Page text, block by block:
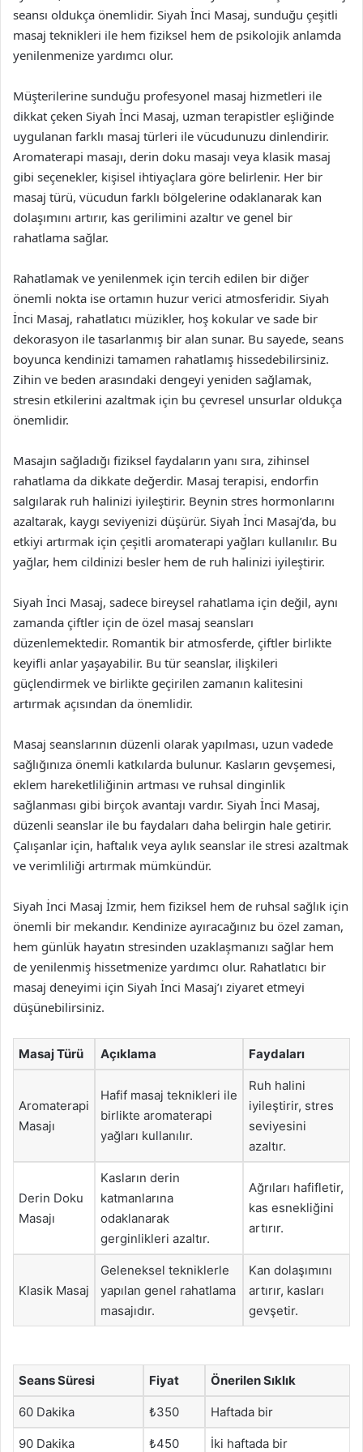
seansı oldukça önemlidir. Siyah İnci Masaj, sunduğu çeşitli
masaj teknikleri ile hem fiziksel hem de psikolojik anlamda
yenilenmenize yardımcı olur.
Müşterilerine sunduğu profesyonel masaj hizmetleri ile
dikkat çeken Siyah İnci Masaj, uzman terapistler eşliğinde
uygulanan farklı masaj türleri ile vücudunuzu dinlendirir.
Aromaterapi masajı, derin doku masajı veya klasik masaj
gibi seçenekler, kişisel ihtiyaçlara göre belirlenir. Her bir
masaj türü, vücudun farklı bölgelerine odaklanarak kan
dolaşımını artırır, kas gerilimini azaltır ve genel bir
rahatlama sağlar.
Rahatlamak ve yenilenmek için tercih edilen bir diğer
önemli nokta ise ortamın huzur verici atmosferidir. Siyah
İnci Masaj, rahatlatıcı müzikler, hoş kokular ve sade bir
dekorasyon ile tasarlanmış bir alan sunar. Bu sayede, seans
boyunca kendinizi tamamen rahatlamış hissedebilirsiniz.
Zihin ve beden arasındaki dengeyi yeniden sağlamak,
stresin etkilerini azaltmak için bu çevresel unsurlar oldukça
önemlidir.
Masajın sağladığı fiziksel faydaların yanı sıra, zihinsel
rahatlama da dikkate değerdir. Masaj terapisi, endorfin
salgılarak ruh halinizi iyileştirir. Beynin stres hormonlarını
azaltarak, kaygı seviyenizi düşürür. Siyah İnci Masaj’da, bu
etkiyi artırmak için çeşitli aromaterapi yağları kullanılır. Bu
yağlar, hem cildinizi besler hem de ruh halinizi iyileştirir.
Siyah İnci Masaj, sadece bireysel rahatlama için değil, aynı
zamanda çiftler için de özel masaj seansları
düzenlemektedir. Romantik bir atmosferde, çiftler birlikte
keyifli anlar yaşayabilir. Bu tür seanslar, ilişkileri
güçlendirmek ve birlikte geçirilen zamanın kalitesini
artırmak açısından da önemlidir.
Masaj seanslarının düzenli olarak yapılması, uzun vadede
sağlığınıza önemli katkılarda bulunur. Kasların gevşemesi,
eklem hareketliliğinin artması ve ruhsal dinginlik
sağlanması gibi birçok avantajı vardır. Siyah İnci Masaj,
düzenli seanslar ile bu faydaları daha belirgin hale getirir.
Çalışanlar için, haftalık veya aylık seanslar ile stresi azaltmak
ve verimliliği artırmak mümkündür.
Siyah İnci Masaj İzmir, hem fiziksel hem de ruhsal sağlık için
önemli bir mekandır. Kendinize ayıracağınız bu özel zaman,
hem günlük hayatın stresinden uzaklaşmanızı sağlar hem
de yenilenmiş hissetmenize yardımcı olur. Rahatlatıcı bir
masaj deneyimi için Siyah İnci Masaj’ı ziyaret etmeyi
düşünebilirsiniz.
Masaj Türü Açıklama Faydaları
Aromaterapi
Masajı
Hafif masaj teknikleri ile
birlikte aromaterapi
yağları kullanılır.
Ruh halini
iyileştirir, stres
seviyesini
azaltır.
Derin Doku
Masajı
Kasların derin
katmanlarına
odaklanarak
gerginlikleri azaltır.
Ağrıları hafifletir,
kas esnekliğini
artırır.
Klasik Masaj
Geleneksel tekniklerle
yapılan genel rahatlama
masajıdır.
Kan dolaşımını
artırır, kasları
gevşetir.
Seans Süresi Fiyat Önerilen Sıklık
60 Dakika ₺350 Haftada bir
90 Dakika ₺450 İki haftada bir